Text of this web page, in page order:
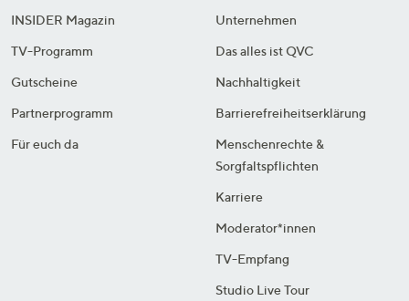
INSIDER Magazin
TV-Programm
Gutscheine
Partnerprogramm
Für euch da
Unternehmen
Das alles ist QVC
Nachhaltigkeit
Barrierefreiheitserklärung
Menschenrechte &
Sorgfaltspflichten
Karriere
Moderator*innen
TV-Empfang
Studio Live Tour